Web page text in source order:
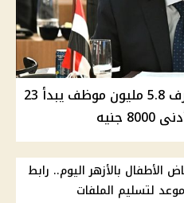
مرتبات أغسطس 2026.. صرف 5.8 مليون موظف يبدأ 23
الأطفال بالأزهر اليوم.. رابط
لتسليم الملفات